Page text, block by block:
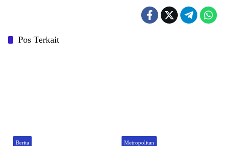
Pos Terkait
Berita Metropolitan